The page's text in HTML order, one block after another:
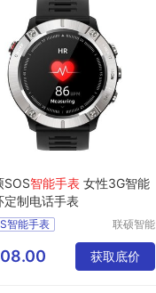
SOS智能手表 女性3G智能
定制电话手表
智能手表
能手表
运动手环
联硕智能
有限公司
获取底价